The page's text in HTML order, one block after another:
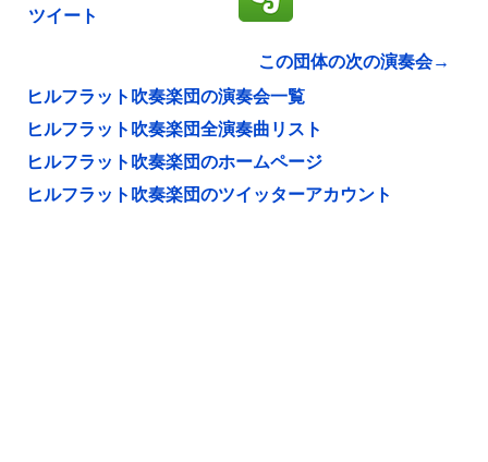
ツイート
この団体の次の演奏会→
ヒルフラット吹奏楽団の演奏会一覧
ヒルフラット吹奏楽団全演奏曲リスト
ヒルフラット吹奏楽団のホームページ
ヒルフラット吹奏楽団のツイッターアカウント